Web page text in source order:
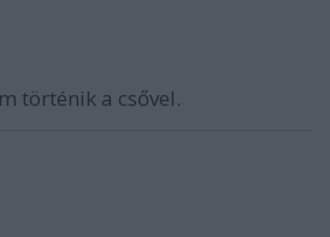
történik a csővel.